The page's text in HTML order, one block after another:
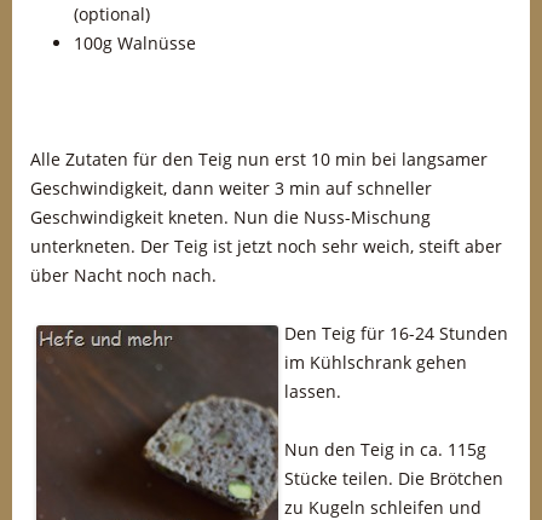
(optional)
100g Walnüsse
Alle Zutaten für den Teig nun erst 10 min bei langsamer
Geschwindigkeit, dann weiter 3 min auf schneller
Geschwindigkeit kneten. Nun die Nuss-Mischung
unterkneten. Der Teig ist jetzt noch sehr weich, steift aber
über Nacht noch nach.
Den Teig für 16-24 Stunden
im Kühlschrank gehen
lassen.
Nun den Teig in ca. 115g
Stücke teilen. Die Brötchen
zu Kugeln schleifen und